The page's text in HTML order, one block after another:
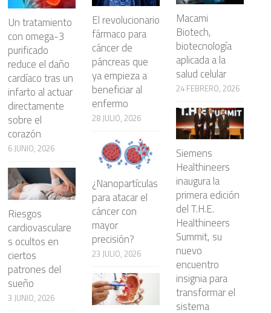
Un tratamiento
con omega-3
purificado
reduce el daño
cardíaco tras un
infarto al actuar
directamente
sobre el
corazón
6 JUNIO, 2026
Riesgos
cardiovasculare
s ocultos en
ciertos
patrones del
sueño
3 JUNIO, 2026
El revolucionario
fármaco para
cáncer de
páncreas que
ya empieza a
beneficiar al
enfermo
28 JULIO, 2026
¿Nanopartículas
para atacar el
cáncer con
mayor
precisión?
23 JULIO, 2026
Macami
Biotech,
biotecnología
aplicada a la
salud celular
24 FEBRERO, 2026
Siemens
Healthineers
inaugura la
primera edición
del T.H.E.
Healthineers
Summit, su
nuevo
encuentro
insignia para
transformar el
sistema